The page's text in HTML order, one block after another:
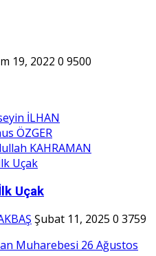
19, 2022 0 9500
İLHAN
ÖZGER
KAHRAMAN
Uçak
Şubat 11, 2025 0 3759